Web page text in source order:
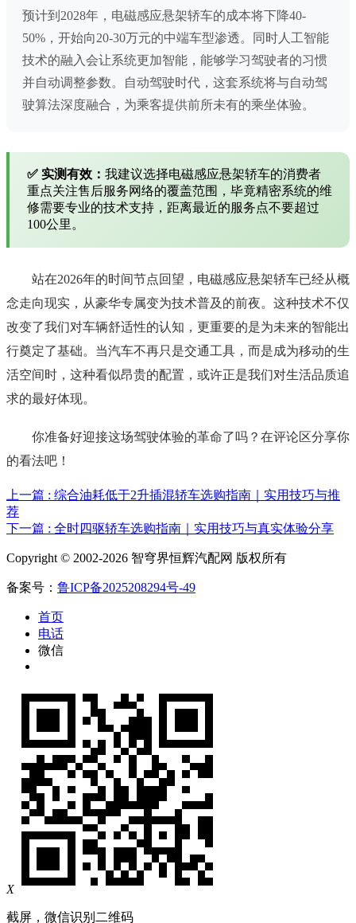
预计到2028年，电磁感应悬架轿车的成本将下降40-
50%，开始向20-30万元的中端车型渗透。同时人工智能
技术的融入会让系统更加智能，能够学习驾驶者的习惯
并自动调整参数。自动驾驶时代，这套系统将与自动驾
驶算法深度融合，为乘客提供前所未有的乘坐体验。
✅ 实测有效： 我建议选择电磁感应悬架轿车的消费者
重点关注售后服务网络的覆盖范围，毕竟精密系统的维
修需要专业的技术支持，距离最近的服务点不要超过
100公里。
站在2026年的时间节点回望，电磁感应悬架轿车已经从概
念走向现实，从豪华专属变为技术普及的前夜。这种技术不仅
改变了我们对车辆舒适性的认知，更重要的是为未来的智能出
行奠定了基础。当汽车不再只是交通工具，而是成为移动的生
活空间时，这种看似昂贵的配置，或许正是我们对生活品质追
求的最好体现。
你准备好迎接这场驾驶体验的革命了吗？在评论区分享你
的看法吧！
上一篇 : 综合油耗低于2升插混轿车选购指南｜实用技巧与推
荐
下一篇 : 全时四驱轿车选购指南｜实用技巧与真实体验分享
Copyright © 2002-2026 智穹界恒辉汽配网 版权所有
备案号： 鲁ICP备2025208294号-49
首页
电话
微信
X
截屏，微信识别二维码